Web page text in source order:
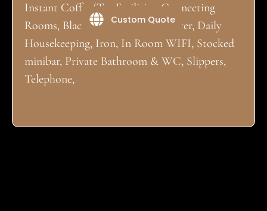
Instant Coffee/Tea Facilities, Connecting
Rooms, Blackout drapes, Hair Dryer, Daily
Housekeeping, Iron, In Room WIFI, Stocked
minibar, Private Bathroom & WC, Slippers,
Telephone,
Custom Quote